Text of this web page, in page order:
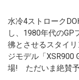
水冷4ストローク
し、1980年代のGP
彿とさせるスタイ
ジモデル「XSR900
場! ただいま絶賛